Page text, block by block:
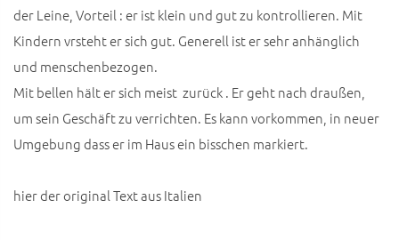
der Leine, Vorteil : er ist klein und gut zu kontrollieren. Mit
Kindern vrsteht er sich gut. Generell ist er sehr anhänglich
und menschenbezogen.
Mit bellen hält er sich meist zurück . Er geht nach draußen,
um sein Geschäft zu verrichten. Es kann vorkommen, in neuer
Umgebung dass er im Haus ein bisschen markiert.
hier der original Text aus Italien